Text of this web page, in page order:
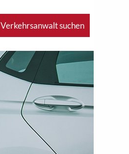
Verkehrsanwalt suchen